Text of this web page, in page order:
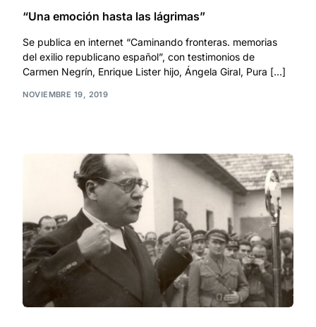
“Una emoción hasta las lágrimas”
Se publica en internet “Caminando fronteras. memorias
del exilio republicano español”, con testimonios de
Carmen Negrín, Enrique Lister hijo, Ángela Giral, Pura […]
NOVIEMBRE 19, 2019